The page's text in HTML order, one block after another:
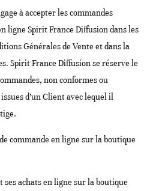
à accepter les commandes
ligne Spirit France Diffusion dans les
Générales de Vente et dans la
Spirit France Diffusion se réserve le
non conformes ou
d’un Client avec lequel il
commande en ligne sur la boutique
achats en ligne sur la boutique